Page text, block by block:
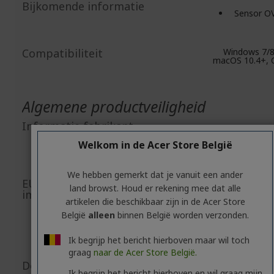
Bijkomende informatie Sensor
Compatibiliteit Windows 7/
macOS 10.4+,
Algemene productveiligheid
Informatie fabrikant
8F, No. 88,
Xin Tai 5th
EU-verantwoordelijke/EU-
importeur
Viale delle
20044 Arese
https://
E-mail:
Document-/afbeeldingsveiligheid
Welkom in de Acer Store België
We hebben gemerkt dat je vanuit een ander
land browst. Houd er rekening mee dat alle
artikelen die beschikbaar zijn in de Acer Store
België alleen binnen België worden verzonden.
Ik begrijp het bericht hierboven maar wil toch
graag naar de Acer Store België.